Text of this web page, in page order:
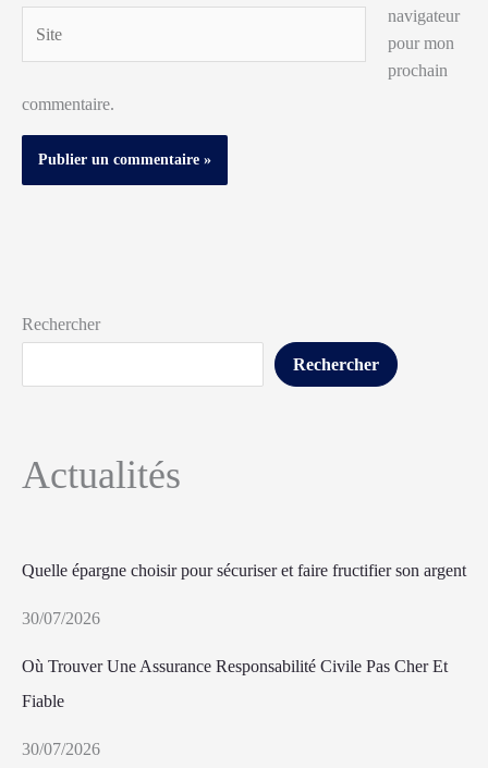
navigateur
pour mon
prochain
commentaire.
Rechercher
Rechercher
Actualités
Quelle épargne choisir pour sécuriser et faire fructifier son argent
30/07/2026
Où Trouver Une Assurance Responsabilité Civile Pas Cher Et
Fiable
30/07/2026